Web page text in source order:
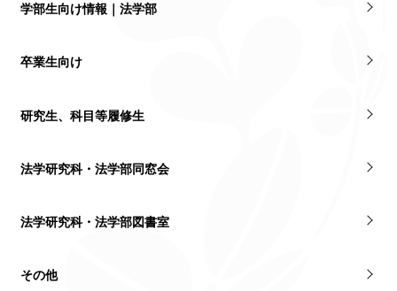
学部生向け情報｜法学部
卒業生向け
研究生、科目等履修生
法学研究科・法学部同窓会
法学研究科・法学部図書室
その他